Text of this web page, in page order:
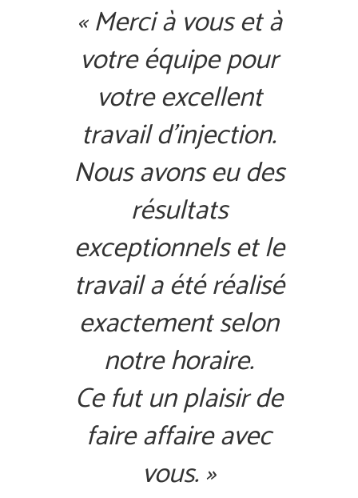
« Merci à vous et à
votre équipe pour
votre excellent
travail d’injection.
Nous avons eu des
résultats
exceptionnels et le
travail a été réalisé
exactement selon
notre horaire.
Ce fut un plaisir de
faire affaire avec
vous. »